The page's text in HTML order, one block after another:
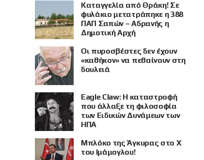
Καταγγελία από Θράκη! Σε
φυλάκιο μετατράπηκε η 388
ΠΑΠ Σαπών – Αδρανής η
Δημοτική Αρχή
Οι πυροσβέστες δεν έχουν
«καθήκον» να πεθαίνουν στη
δουλειά
Eagle Claw: Η καταστροφή
που άλλαξε τη φιλοσοφία
των Ειδικών Δυνάμεων των
ΗΠΑ
Μπλόκο της Άγκυρας στο X
του Ιμάμογλου!